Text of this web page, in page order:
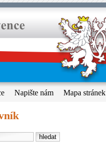
Napište nám
Mapa stránek